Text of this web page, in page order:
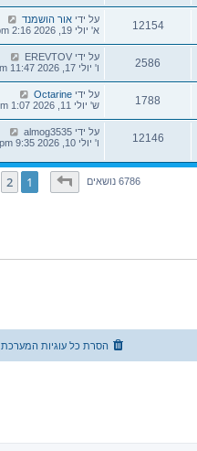
12154 על ידי אור הושמנד
א' יולי 19, 2026 2:16 pm
2586 על ידי EREVTOV
ו' יולי 17, 2026 11:47 pm
1788 על ידי Octarine
ש' יולי 11, 2026 1:07 pm
12146 על ידי almog3535
ו' יולי 10, 2026 9:35 pm
6786 נושאים
דף1מתוך 453
1
2
הסרת כל עוגיות המערכת